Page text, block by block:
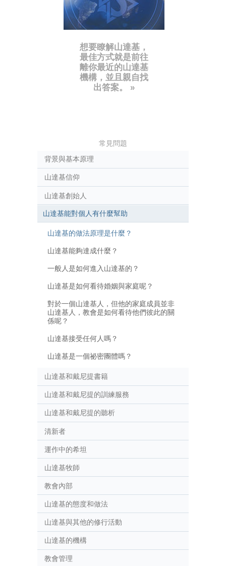
想要瞭解山達基，
最佳方式就是前往
離你最近的山達基
機構，並且親自找
出答案。 »
常見問題
背景與基本原理
山達基信仰
山達基創始人
山達基能對個人有什麼幫助
山達基的做法原理是什麼？
山達基能夠達成什麼？
一般人是如何進入山達基的？
山達基是如何看待婚姻與家庭呢？
對於一個山達基人，但他的家庭成員並非
山達基人，教會是如何看待他們彼此的關
係呢？
山達基接受任何人嗎？
山達基是一個祕密團體嗎？
山達基和戴尼提書籍
山達基和戴尼提的訓練服務
山達基和戴尼提的聽析
清新者
運作中的希坦
山達基牧師
教會內部
山達基的態度和做法
山達基與其他的修行活動
山達基的機構
教會管理